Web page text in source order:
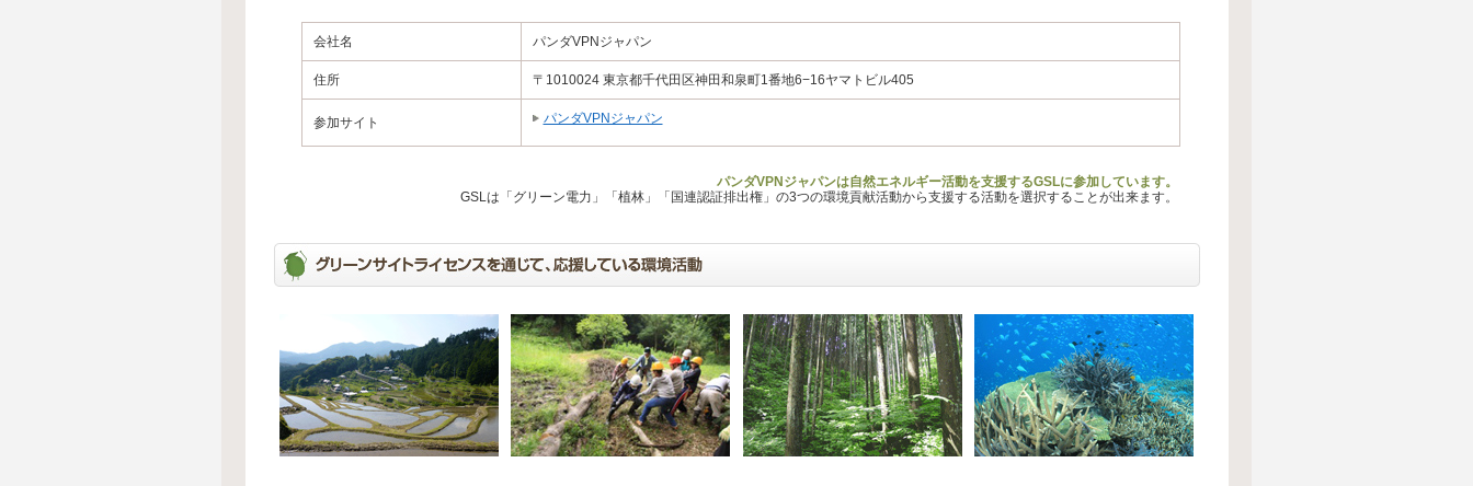
会社名 パンダVPNジャパン
住所 〒1010024 東京都千代田区神田和泉町1番地6−16ヤマトビル405
参加サイト パンダVPNジャパン
パンダVPNジャパンは自然エネルギー活動を支援するGSLに参加しています。
GSLは「グリーン電力」「植林」「国連認証排出権」の3つの環境貢献活動から支援する活動を選択することが出来ます。